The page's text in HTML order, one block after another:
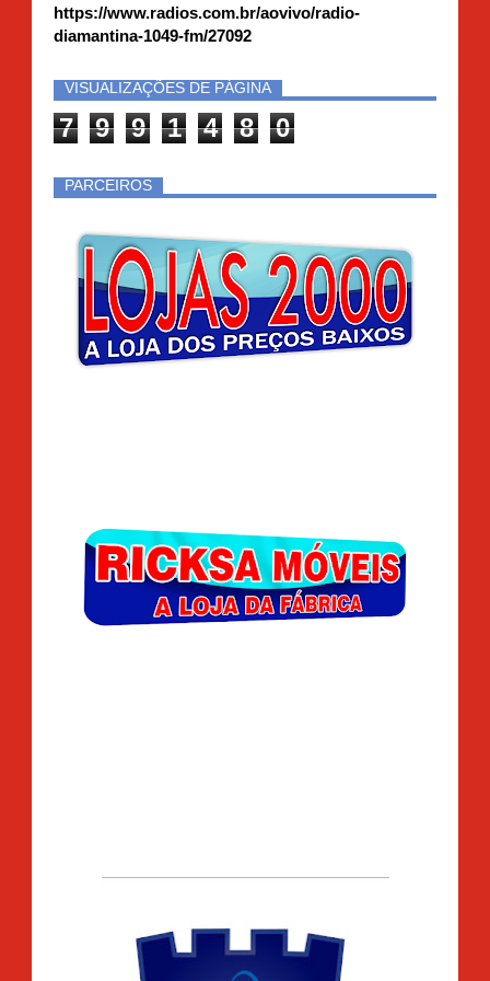
https://www.radios.com.br/aovivo/radio-
diamantina-1049-fm/27092
VISUALIZAÇÕES DE PÁGINA
7 9 9 1 4 8 0
PARCEIROS